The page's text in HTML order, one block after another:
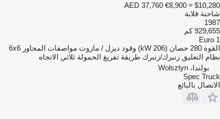
AED 37,760 €8,900 ≈ $10,280
شاحنة قلابة
1987
929,655 كم
Euro 1
القوة 280 حصان (206 kW) وقود ديزل / مازوت مواصفات المحاور 6x6
نظام التعليق زنبرك/زنبرك طريقة تفريغ الحمولة ثلاثي الاتجاه
بولندا، Wolsztyn
Spec Truck
الاتصال بالبائع